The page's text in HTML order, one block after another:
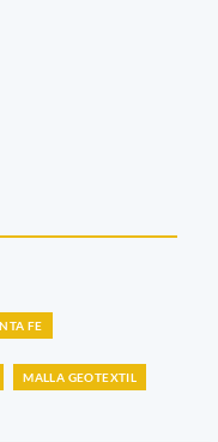
FE
MALLA GEOTEXTIL